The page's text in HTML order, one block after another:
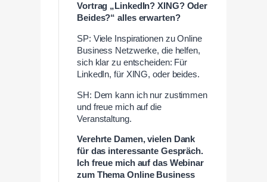
Vortrag „ LinkedIn? XING? Oder
Beides?“ alles erwarten?
SP: Viele Inspirationen zu Online
Business Netzwerke, die helfen,
sich klar zu entscheiden: Für
LinkedIn, für XING, oder beides.
SH: Dem kann ich nur zustimmen
und freue mich auf die
Veranstaltung.
Verehrte Damen, vielen Dank
für das interessante Gespräch.
Ich freue mich auf das Webinar
zum Thema Online Business